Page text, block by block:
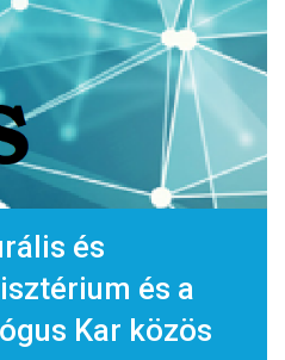
és
és a
Kar közös